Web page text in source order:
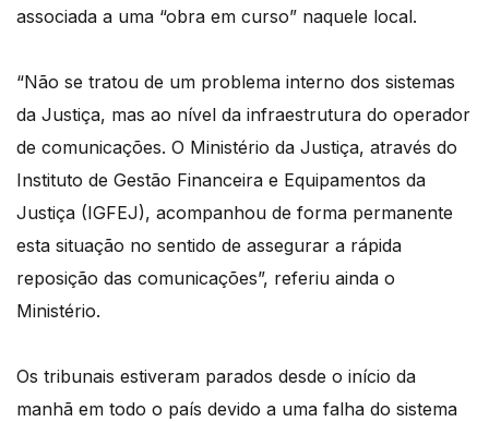
associada a uma “obra em curso” naquele local.
“Não se tratou de um problema interno dos sistemas
da Justiça, mas ao nível da infraestrutura do operador
de comunicações. O Ministério da Justiça, através do
Instituto de Gestão Financeira e Equipamentos da
Justiça (IGFEJ), acompanhou de forma permanente
esta situação no sentido de assegurar a rápida
reposição das comunicações”, referiu ainda o
Ministério.
Os tribunais estiveram parados desde o início da
manhã em todo o país devido a uma falha do sistema